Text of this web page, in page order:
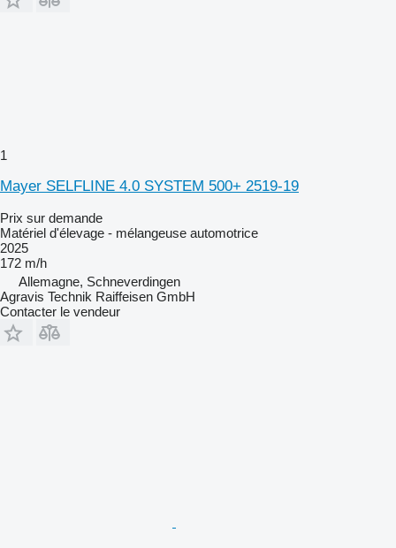
1
Mayer SELFLINE 4.0 SYSTEM 500+ 2519-19
Prix sur demande
Matériel d'élevage - mélangeuse automotrice
2025
172 m/h
Allemagne, Schneverdingen
Agravis Technik Raiffeisen GmbH
Contacter le vendeur